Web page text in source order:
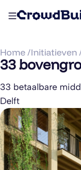
Home /Initiatieven
33
33 betaalbare
Delft